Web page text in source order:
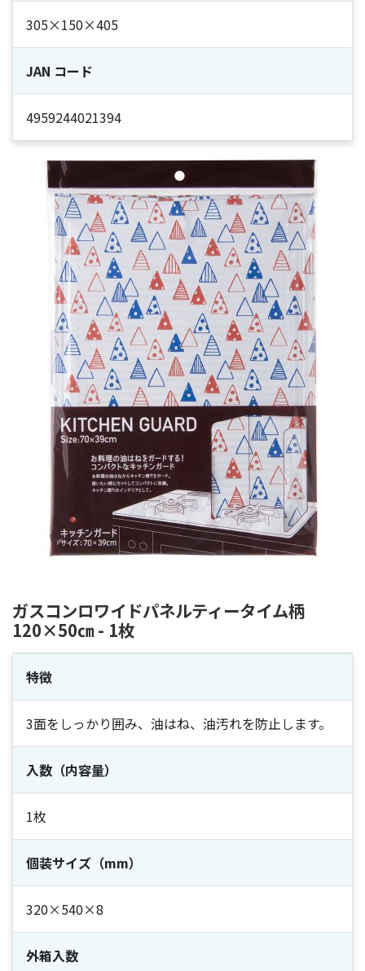
305×150×405
JAN コード
4959244021394
ガスコンロワイドパネルティータイム柄
120×50㎝ - 1枚
特徴
3面をしっかり囲み、油はね、油汚れを防止します。
入数（内容量）
1枚
個装サイズ（mm）
320×540×8
外箱入数